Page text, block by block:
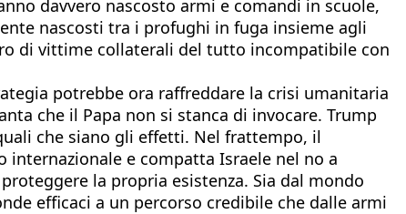
davvero nascosto armi e comandi in scuole,
nascosti tra i profughi in fuga insieme agli
di vittime collaterali del tutto incompatibile con
potrebbe ora raffreddare la crisi umanitaria
che il Papa non si stanca di invocare. Trump
che siano gli effetti. Nel frattempo, il
internazionale e compatta Israele nel no a
la propria esistenza. Sia dal mondo
efficaci a un percorso credibile che dalle armi